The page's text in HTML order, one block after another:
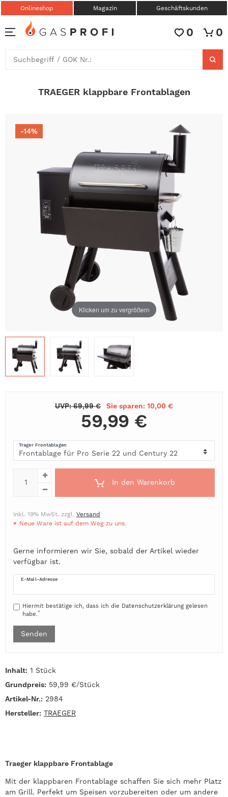
Onlineshop Magazin Geschäftskunden
0 0
TRAEGER klappbare Frontablagen
Klicken um zu vergrößern
-14%
Inhalt: 1 Stück
Grundpreis: 59,99 €/Stück
Artikel-Nr.: 2984
Hersteller: TRAEGER
UVP: 69,99 € Sie sparen: 10,00 €
59,99 €
Trager Frontablagen
In den Warenkorb
inkl. 19% MwSt. zzgl. Versand
Neue Ware ist auf dem Weg zu uns.
Gerne informieren wir Sie, sobald der Artikel wieder
verfügbar ist.
E-Mail-Adresse
Hiermit bestätige ich, dass ich die Daten­schutz­erklärunggelesen
habe.*
Senden
Traeger klappbare Frontablage
Mit der klappbaren Frontablage schaffen Sie sich mehr Platz
am Grill. Perfekt um Speisen vorzubereiten oder um andere